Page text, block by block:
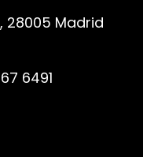
28005 Madrid
6491